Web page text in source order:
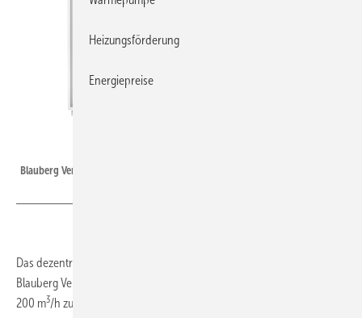
Blauberg Ventilatoren: Freshbox 200 ERV WiFi.
Das dezentrale Lüftungsgerät
Blauberg Ventilatoren ist mit einer Förderleistung bis maximal
200 m3/h zur Belüftung von Büro- und Aufenthaltsräumen ausgelegt
Heizungsförderung
Energiepreise